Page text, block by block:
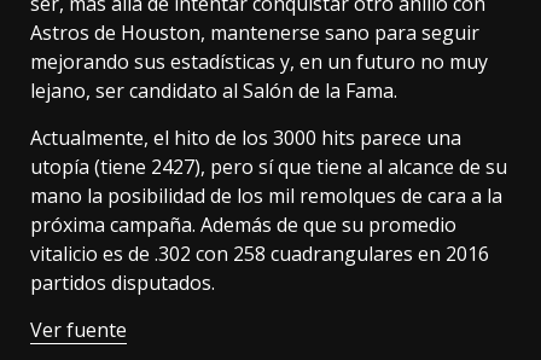
Astros de Houston, mantenerse sano para seguir
mejorando sus estadísticas y, en un futuro no muy
lejano, ser candidato al Salón de la Fama.
Actualmente, el hito de los 3000 hits parece una
utopía (tiene 2427), pero sí que tiene al alcance de su
mano la posibilidad de los mil remolques de cara a la
próxima campaña. Además de que su promedio
vitalicio es de .302 con 258 cuadrangulares en 2016
partidos disputados.
Ver fuente